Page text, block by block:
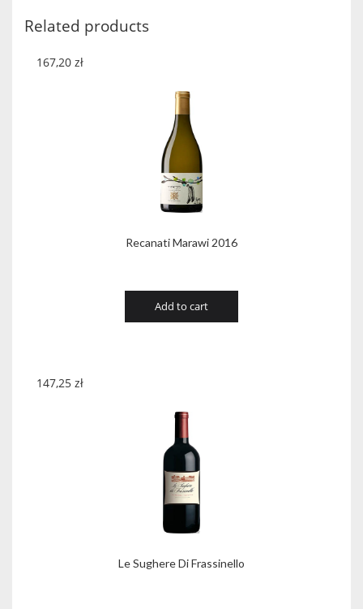
2015
quantity
Related products
Recanati Marawi 2016
167,20 zł
Add to cart
Le Sughere Di Frassinello
147,25 zł